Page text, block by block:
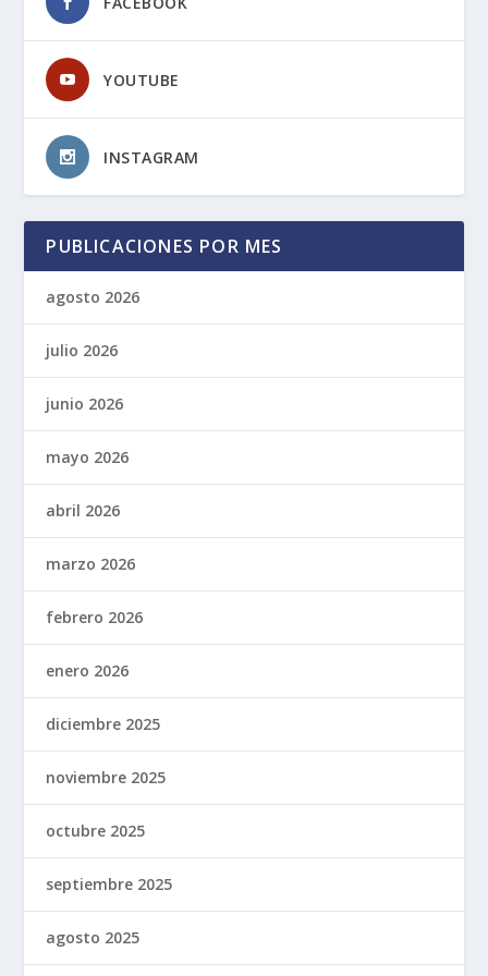
YOUTUBE
INSTAGRAM
PUBLICACIONES POR MES
agosto 2026
julio 2026
junio 2026
mayo 2026
abril 2026
marzo 2026
febrero 2026
enero 2026
diciembre 2025
noviembre 2025
octubre 2025
septiembre 2025
agosto 2025